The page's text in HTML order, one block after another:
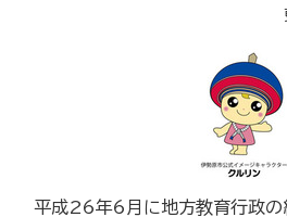
平成26年6月に地方教育行政の